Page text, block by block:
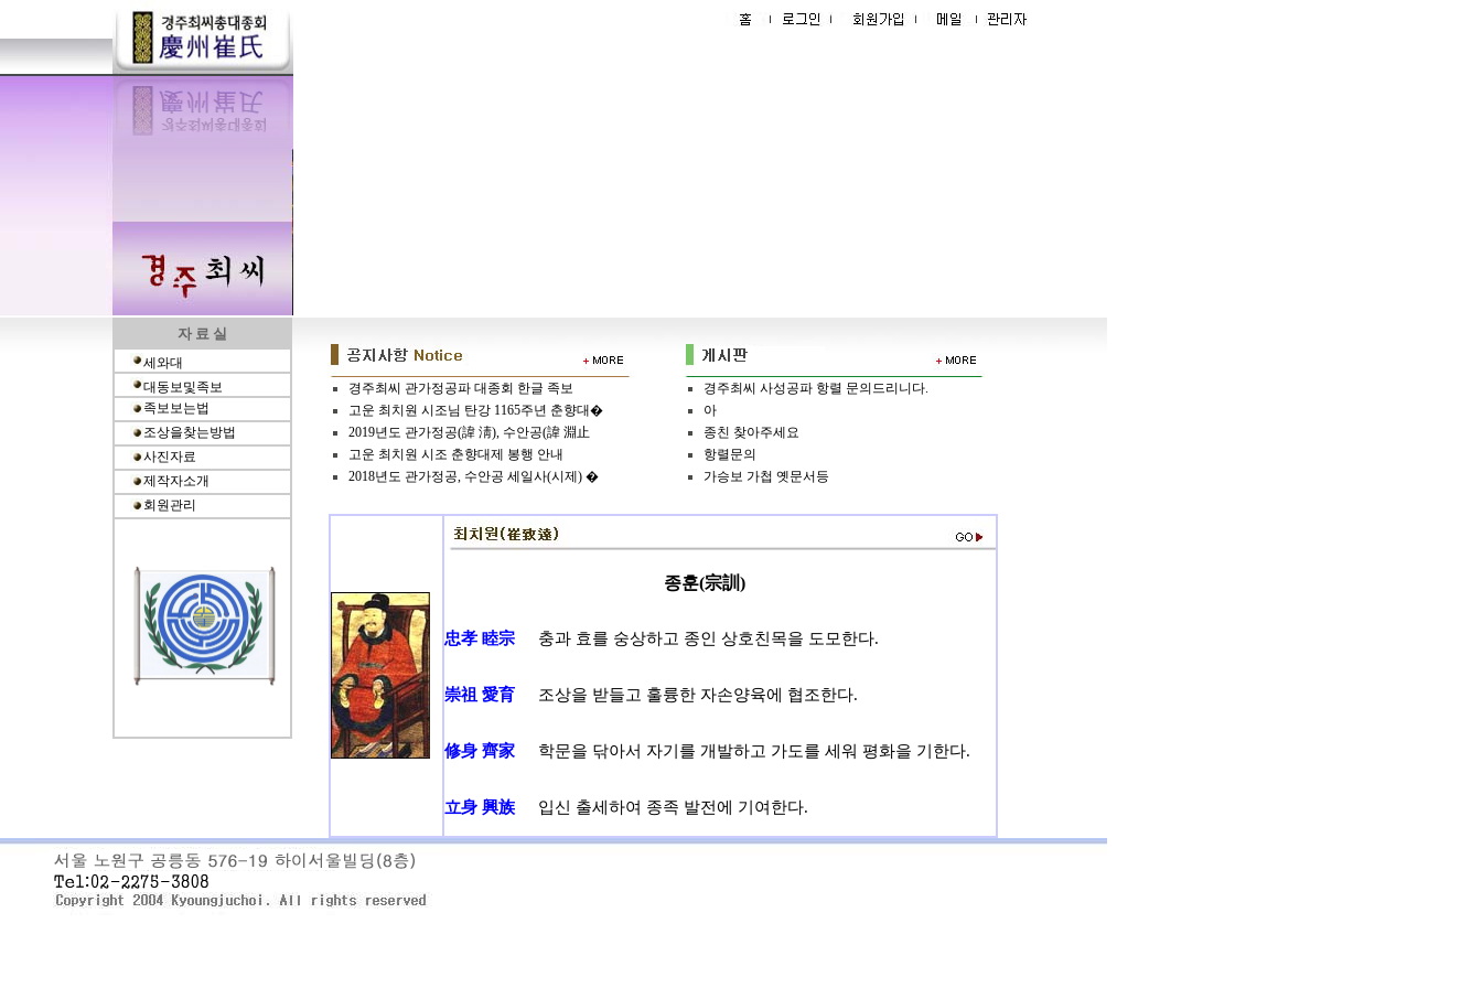
자 료 실
세와대
대동보및족보
족보보는법
조상을찾는방법
사진자료
제작자소개
회원관리
경주최씨 관가정공파 대종회 한글 족보
고운 최치원 시조님 탄강 1165주년 춘향대�
2019년도 관가정공(諱 淸), 수안공(諱 淵止
고운 최치원 시조 춘향대제 봉행 안내
2018년도 관가정공, 수안공 세일사(시제) �
경주최씨 사성공파 항렬 문의드리니다.
아
종친 찾아주세요
항렬문의
가승보 가첩 옛문서등
종훈(宗訓)
忠孝 睦宗 충과 효를 숭상하고 종인 상호친목을 도모한다.
崇祖 愛育 조상을 받들고 훌륭한 자손양육에 협조한다.
修身 齊家 학문을 닦아서 자기를 개발하고 가도를 세워 평화을 기한다.
立身 興族 입신 출세하여 종족 발전에 기여한다.